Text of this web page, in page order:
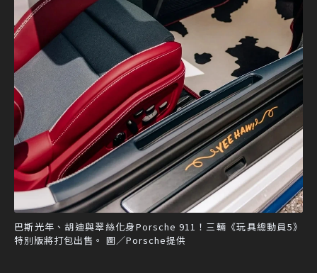
巴斯光年、胡迪與翠絲化身Porsche 911！三輛《玩具總動員5》
特別版將打包出售。 圖／Porsche提供